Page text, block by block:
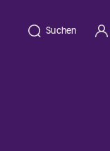
Suchen